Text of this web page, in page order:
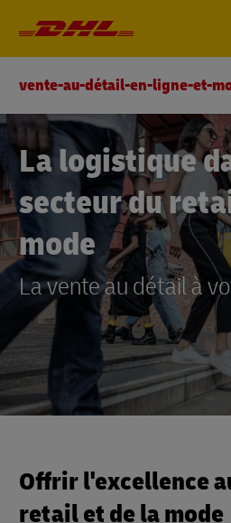
vente-au-détail-en-ligne-et-
La logistique
secteur du
mode
La vente au détail à
Offrir l'excellence
retail et de la mode